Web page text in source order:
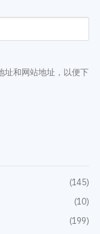
址和网站地址，以便下
(145)
(10)
(199)